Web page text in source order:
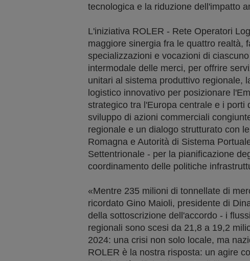
tecnologica e la riduzione dell'impatto
L'iniziativa ROLER - Rete Operatori
maggiore sinergia fra le quattro realtà,
specializzazioni e vocazioni di
intermodale delle merci, per offrire
unitari al sistema produttivo regionale,
logistico innovativo per posizionare
strategico tra l'Europa centrale e i porti
sviluppo di azioni commerciali
regionale e un dialogo strutturato con
Romagna e Autorità di Sistema
Settentrionale - per la pianificazione
coordinamento delle politiche
«Mentre 235 milioni di tonnellate di
ricordato Gino Maioli, presidente di
della sottoscrizione dell'accordo - i
regionali sono scesi da 21,8 a 19,2
2024: una crisi non solo locale, ma
ROLER è la nostra risposta: un agire